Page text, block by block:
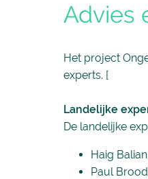
Advies
Het project
experts. [
Landelijke
De landelijke
Haig
Paul